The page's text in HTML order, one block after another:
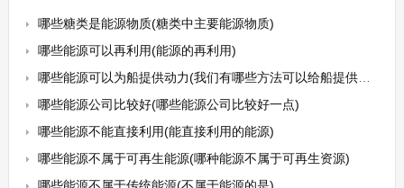
哪些糖类是能源物质(糖类中主要能源物质)
哪些能源可以再利用(能源的再利用)
哪些能源可以为船提供动力(我们有哪些方法可以给船提供动力)
哪些能源公司比较好(哪些能源公司比较好一点)
哪些能源不能直接利用(能直接利用的能源)
哪些能源不属于可再生能源(哪种能源不属于可再生资源)